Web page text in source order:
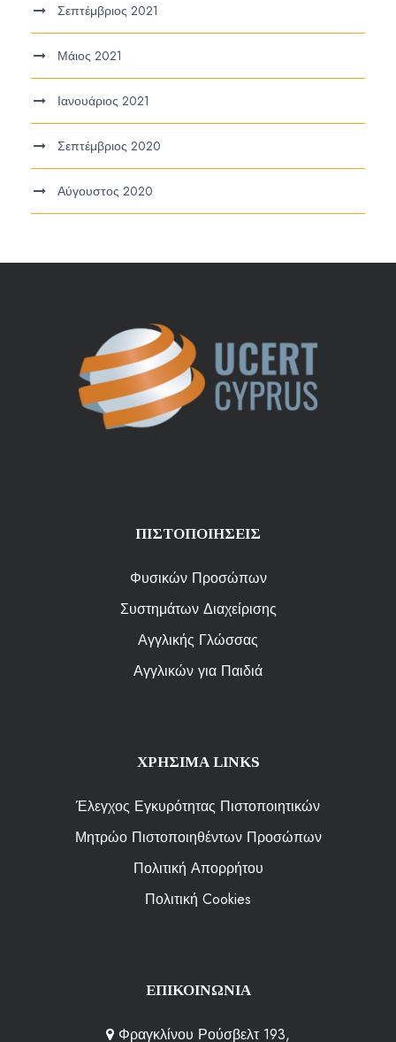
Σεπτέμβριος 2021
Μάιος 2021
Ιανουάριος 2021
Σεπτέμβριος 2020
Αύγουστος 2020
ΠΙΣΤΟΠΟΙΗΣΕΙΣ
Φυσικών Προσώπων
Συστημάτων Διαχείρισης
Αγγλικής Γλώσσας
Αγγλικών για Παιδιά
ΧΡΗΣΙΜΑ LINKS
Έλεγχος Εγκυρότητας Πιστοποιητικών
Μητρώο Πιστοποιηθέντων Προσώπων
Πολιτική Απορρήτου
Πολιτική Cookies
ΕΠΙΚΟΙΝΩΝΙΑ
Φραγκλίνου Ρούσβελτ 193,